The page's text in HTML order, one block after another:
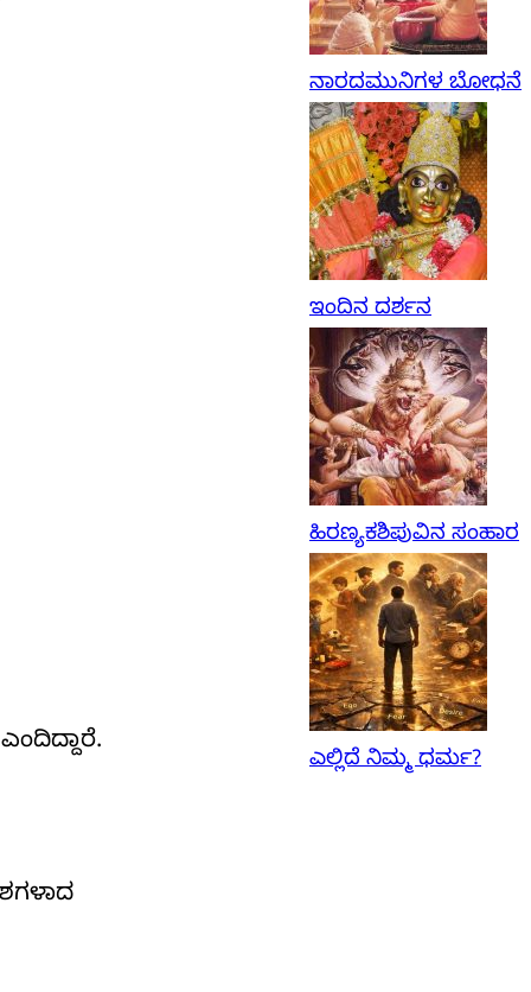
ನಾರದಮುನಿಗಳ ಬೋಧನೆ
ಇಂದಿನ ದರ್ಶನ
ಹಿರಣ್ಯಕಶಿಪುವಿನ ಸಂಹಾರ
ಎಲ್ಲಿದೆ ನಿಮ್ಮ ಧರ್ಮ?